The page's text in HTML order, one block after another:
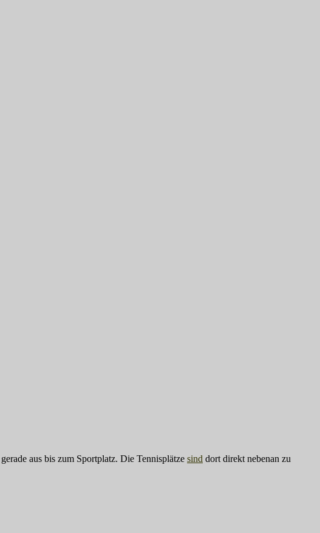
aus bis zum Sportplatz. Die Tennisplätze sind dort direkt nebenan zu